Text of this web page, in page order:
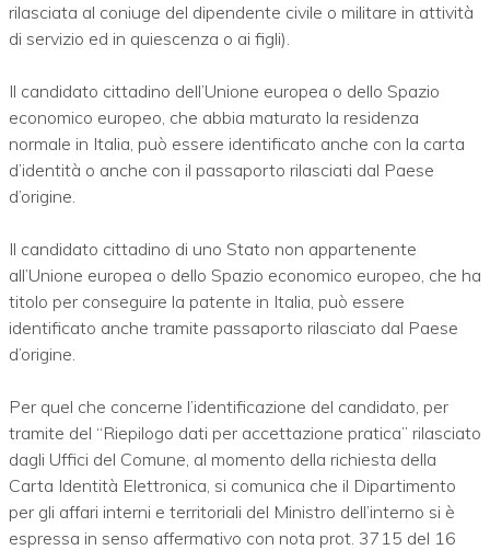
rilasciata al coniuge del dipendente civile o militare in attività
di servizio ed in quiescenza o ai figli).
Il candidato cittadino dell’Unione europea o dello Spazio
economico europeo, che abbia maturato la residenza
normale in Italia, può essere identificato anche con la carta
d’identità o anche con il passaporto rilasciati dal Paese
d’origine.
Il candidato cittadino di uno Stato non appartenente
all’Unione europea o dello Spazio economico europeo, che ha
titolo per conseguire la patente in Italia, può essere
identificato anche tramite passaporto rilasciato dal Paese
d’origine.
Per quel che concerne l’identificazione del candidato, per
tramite del “Riepilogo dati per accettazione pratica” rilasciato
dagli Uffici del Comune, al momento della richiesta della
Carta Identità Elettronica, si comunica che il Dipartimento
per gli affari interni e territoriali del Ministro dell’interno si è
espressa in senso affermativo con nota prot. 3715 del 16